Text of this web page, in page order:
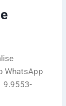
WhatsApp
9.9553-